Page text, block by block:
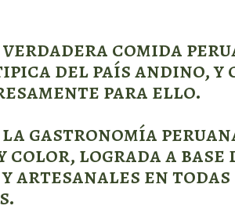
comida
del país andino, y
para ello.
gastronomía
color, lograda a base
artesanales en todas